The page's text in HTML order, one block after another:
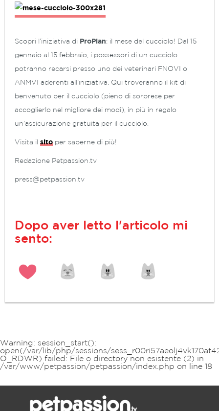
Scopri l’iniziativa di ProPlan: il mese del cucciolo! Dal 15
gennaio al 15 febbraio, i possessori di un cucciolo
potranno recarsi presso uno dei veterinari FNOVI o
ANMVI aderenti all’iniziativa. Qui troveranno il kit di
benvenuto per il cucciolo (pieno di sorprese per
accoglierlo nel migliore dei modi), in più in regalo
un’assicurazione gratuita per il cucciolo.
Visita il sito per saperne di più!
Redazione Petpassion.tv
press@petpassion.tv
Dopo aver letto l'articolo mi
sento:
Warning : session_start():
open(/var/lib/php/sessions/
O_RDWR) failed: File o directory non esistente (2) in
/var/www/petpassion/petpassion/index.php on line 18